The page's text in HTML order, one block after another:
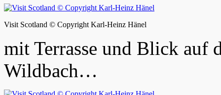
Visit Scotland © Copyright Karl-Heinz Hänel
mit Terrasse und Blick auf
Wildbach…